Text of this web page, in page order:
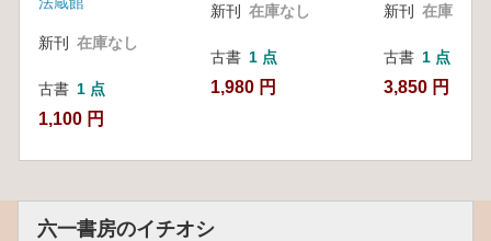
新刊 在庫なし
古書 1 点
1,100 円
新刊 在庫なし
古書 1 点
1,980 円
メリカ: 3地域
新刊 在庫なし
古書 1 点
3,850 円
六一書房のイチオシ